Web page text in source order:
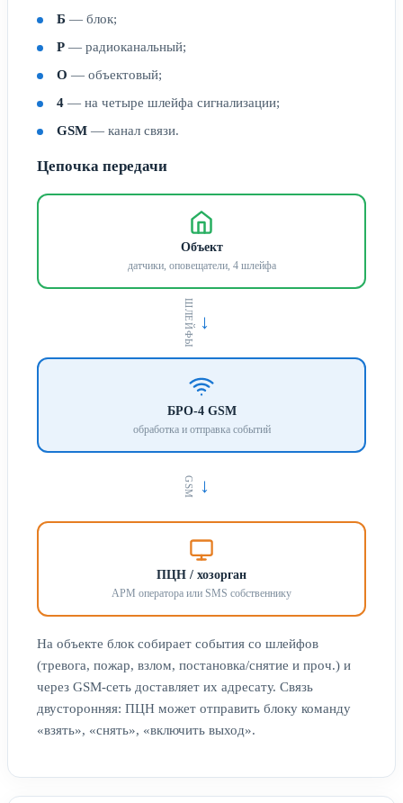
Б — блок;
Р — радиоканальный;
О — объектовый;
4 — на четыре шлейфа сигнализации;
GSM — канал связи.
Цепочка передачи
Объект
датчики, оповещатели, 4 шлейфа
→
ШЛЕЙФЫ
БРО-4 GSM
обработка и отправка событий
→
GSM
ПЦН / хозорган
АРМ оператора или SMS собственнику
На объекте блок собирает события со шлейфов
(тревога, пожар, взлом, постановка/снятие и проч.) и
через GSM-сеть доставляет их адресату. Связь
двусторонняя: ПЦН может отправить блоку команду
«взять», «снять», «включить выход».